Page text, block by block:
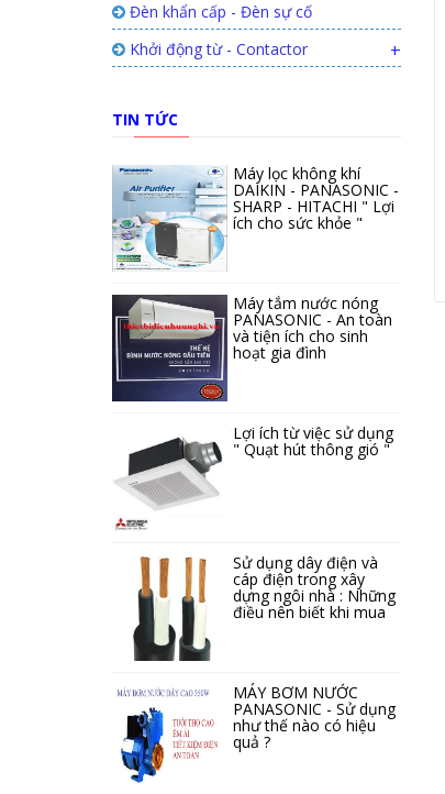
Đèn khẩn cấp - Đèn sự cố
Khởi động từ - Contactor
+
TIN TỨC
Máy lọc không khí
DAIKIN - PANASONIC -
SHARP - HITACHI " Lợi
ích cho sức khỏe "
Máy tắm nước nóng
PANASONIC - An toàn
và tiện ích cho sinh
hoạt gia đình
Lợi ích từ việc sử dụng
" Quạt hút thông gió "
Sử dụng dây điện và
cáp điện trong xây
dựng ngôi nhà : Những
điều nên biết khi mua
MÁY BƠM NƯỚC
PANASONIC - Sử dụng
như thế nào có hiệu
quả ?